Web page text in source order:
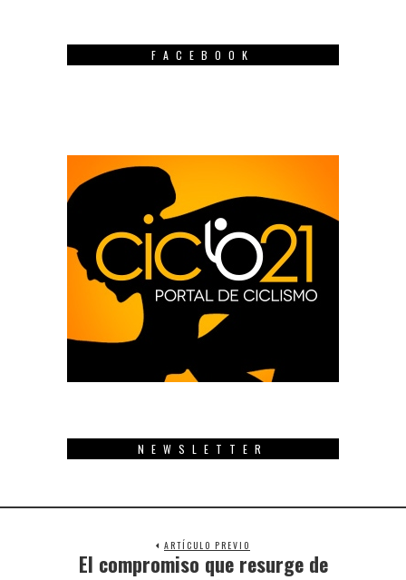
FACEBOOK
NEWSLETTER
ARTÍCULO PREVIO
Previous
El compromiso que resurge de